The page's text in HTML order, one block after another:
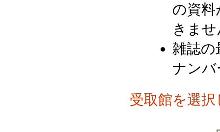
の資料
きま
雑誌の
ナン
受取館を選